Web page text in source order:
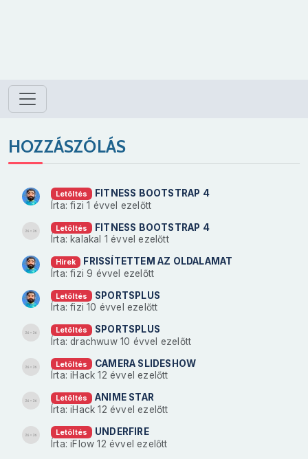
HOZZÁSZÓLÁS
Letöltés
FITNESS BOOTSTRAP 4
Írta: fizi1 évvel ezelőtt
Letöltés
FITNESS BOOTSTRAP 4
Írta: kalakal 1 évvel ezelőtt
Hírek
FRISSÍTETTEM AZ OLDALAMAT
Írta: fizi9 évvel ezelőtt
Letöltés
SPORTSPLUS
Írta: fizi10 évvel ezelőtt
Letöltés
SPORTSPLUS
Írta: drachwuw 10 évvel ezelőtt
Letöltés
CAMERA SLIDESHOW
Írta: iHack12 évvel ezelőtt
Letöltés
ANIME STAR
Írta: iHack12 évvel ezelőtt
Letöltés
UNDERFIRE
Írta: iFlow12 évvel ezelőtt